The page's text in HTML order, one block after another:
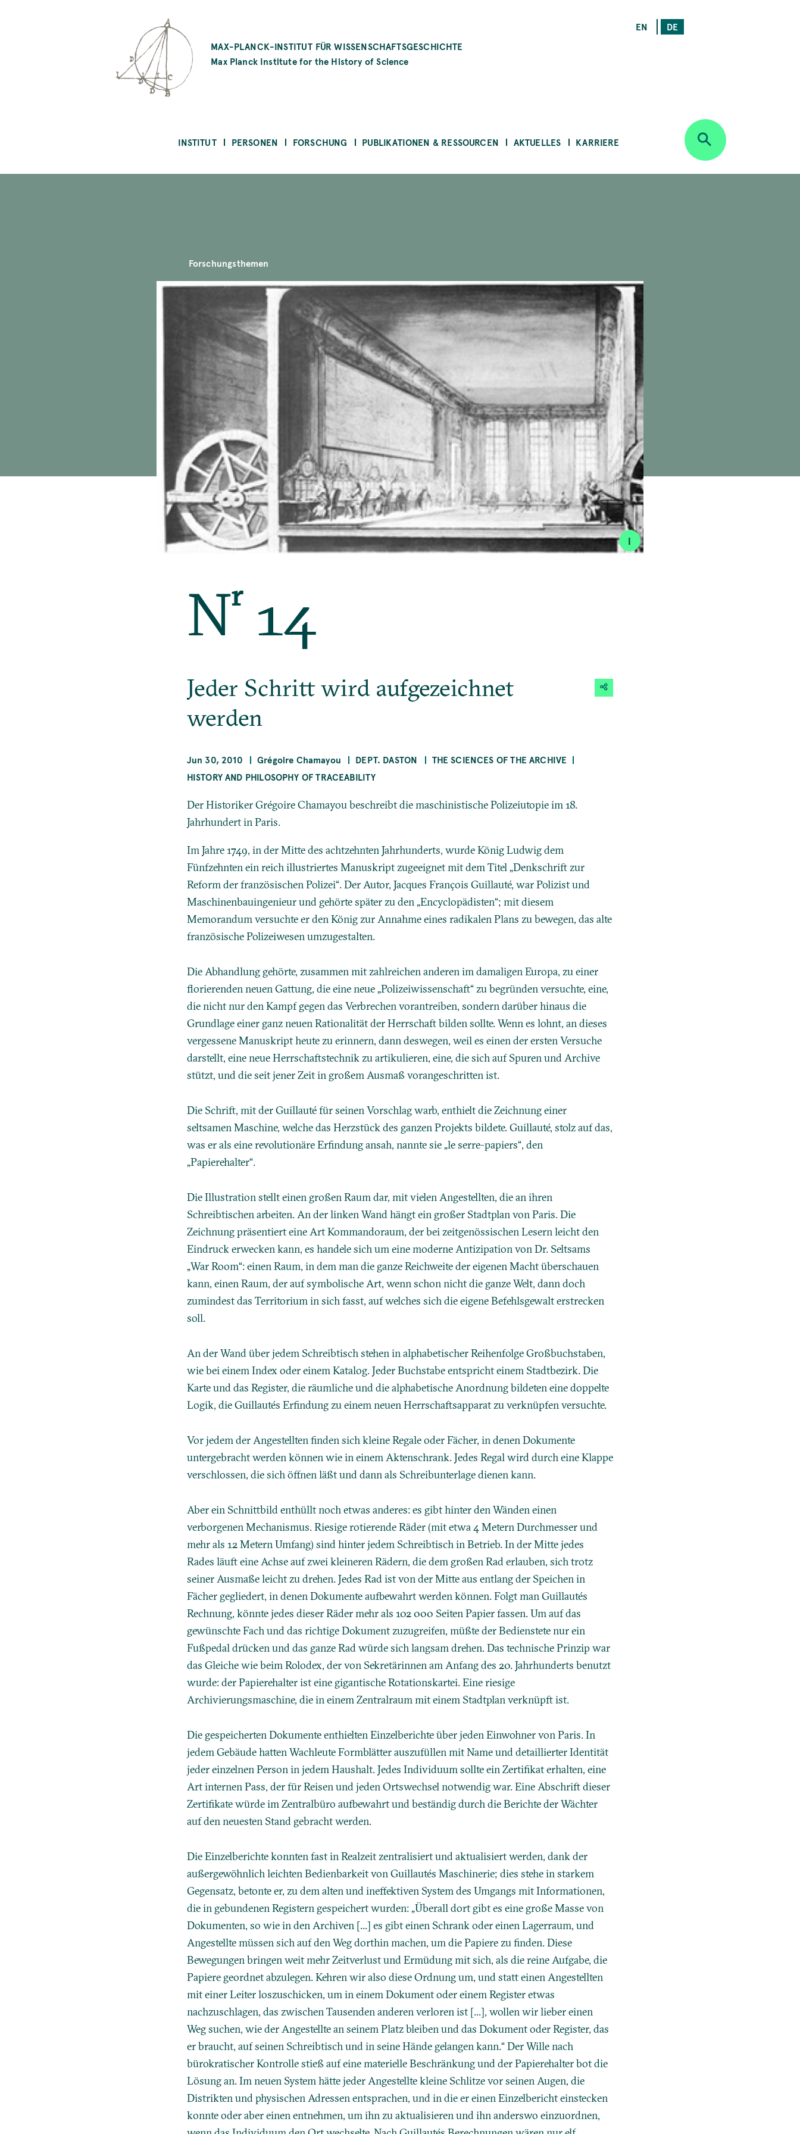
MAX-PLANCK-INSTITUT FÜR WISSENSCHAFTSGESCHICHTE
Max Planck Institute for the History of Science
EN DE
INSTITUT PERSONEN FORSCHUNG PUBLIKATIONEN & RESSOURCEN AKTUELLES KARRIERE
Forschungsthemen
i
Nr14
Jeder Schritt wird aufgezeichnet
werden
Jun 30, 2010 Grégoire Chamayou DEPT. DASTON
THE SCIENCES OF THE ARCHIVE
HISTORY AND PHILOSOPHY OF TRACEABILITY
Der Historiker Grégoire Chamayou beschreibt die maschinistische Polizeiutopie im 18.
Jahrhundert in Paris.
Im Jahre 1749, in der Mitte des achtzehnten Jahrhunderts, wurde König Ludwig dem
Fünfzehnten ein reich illustriertes Manuskript zugeeignet mit dem Titel „Denkschrift zur
Reform der französischen Polizei“. Der Autor, Jacques François Guillauté, war Polizist und
Maschinenbauingenieur und gehörte später zu den „Encyclopädisten“; mit diesem
Memorandum versuchte er den König zur Annahme eines radikalen Plans zu bewegen, das alte
französische Polizeiwesen umzugestalten.
Die Abhandlung gehörte, zusammen mit zahlreichen anderen im damaligen Europa, zu einer
florierenden neuen Gattung, die eine neue „Polizeiwissenschaft“ zu begründen versuchte, eine,
die nicht nur den Kampf gegen das Verbrechen vorantreiben, sondern darüber hinaus die
Grundlage einer ganz neuen Rationalität der Herrschaft bilden sollte. Wenn es lohnt, an dieses
vergessene Manuskript heute zu erinnern, dann deswegen, weil es einen der ersten Versuche
darstellt, eine neue Herrschaftstechnik zu artikulieren, eine, die sich auf Spuren und Archive
stützt, und die seit jener Zeit in großem Ausmaß vorangeschritten ist.
Die Schrift, mit der Guillauté für seinen Vorschlag warb, enthielt die Zeichnung einer
seltsamen Maschine, welche das Herzstück des ganzen Projekts bildete. Guillauté, stolz auf das,
was er als eine revolutionäre Erfindung ansah, nannte sie „le serre-papiers“, den
„Papierehalter“.
Die Illustration stellt einen großen Raum dar, mit vielen Angestellten, die an ihren
Schreibtischen arbeiten. An der linken Wand hängt ein großer Stadtplan von Paris. Die
Zeichnung präsentiert eine Art Kommandoraum, der bei zeitgenössischen Lesern leicht den
Eindruck erwecken kann, es handele sich um eine moderne Antizipation von Dr. Seltsams
„War Room“: einen Raum, in dem man die ganze Reichweite der eigenen Macht überschauen
kann, einen Raum, der auf symbolische Art, wenn schon nicht die ganze Welt, dann doch
zumindest das Territorium in sich fasst, auf welches sich die eigene Befehlsgewalt erstrecken
soll.
An der Wand über jedem Schreibtisch stehen in alphabetischer Reihenfolge Großbuchstaben,
wie bei einem Index oder einem Katalog. Jeder Buchstabe entspricht einem Stadtbezirk. Die
Karte und das Register, die räumliche und die alphabetische Anordnung bildeten eine doppelte
Logik, die Guillautés Erfindung zu einem neuen Herrschaftsapparat zu verknüpfen versuchte.
Vor jedem der Angestellten finden sich kleine Regale oder Fächer, in denen Dokumente
untergebracht werden können wie in einem Aktenschrank. Jedes Regal wird durch eine Klappe
verschlossen, die sich öffnen läßt und dann als Schreibunterlage dienen kann.
Aber ein Schnittbild enthüllt noch etwas anderes: es gibt hinter den Wänden einen
verborgenen Mechanismus. Riesige rotierende Räder (mit etwa 4 Metern Durchmesser und
mehr als 12 Metern Umfang) sind hinter jedem Schreibtisch in Betrieb. In der Mitte jedes
Rades läuft eine Achse auf zwei kleineren Rädern, die dem großen Rad erlauben, sich trotz
seiner Ausmaße leicht zu drehen. Jedes Rad ist von der Mitte aus entlang der Speichen in
Fächer gegliedert, in denen Dokumente aufbewahrt werden können. Folgt man Guillautés
Rechnung, könnte jedes dieser Räder mehr als 102 000 Seiten Papier fassen. Um auf das
gewünschte Fach und das richtige Dokument zuzugreifen, müßte der Bedienstete nur ein
Fußpedal drücken und das ganze Rad würde sich langsam drehen. Das technische Prinzip war
das Gleiche wie beim Rolodex, der von Sekretärinnen am Anfang des 20. Jahrhunderts benutzt
wurde: der Papierehalter ist eine gigantische Rotationskartei. Eine riesige
Archivierungsmaschine, die in einem Zentralraum mit einem Stadtplan verknüpft ist.
Die gespeicherten Dokumente enthielten Einzelberichte über jeden Einwohner von Paris. In
jedem Gebäude hatten Wachleute Formblätter auszufüllen mit Name und detaillierter Identität
jeder einzelnen Person in jedem Haushalt. Jedes Individuum sollte ein Zertifikat erhalten, eine
Art internen Pass, der für Reisen und jeden Ortswechsel notwendig war. Eine Abschrift dieser
Zertifikate würde im Zentralbüro aufbewahrt und beständig durch die Berichte der Wächter
auf den neuesten Stand gebracht werden.
Die Einzelberichte konnten fast in Realzeit zentralisiert und aktualisiert werden, dank der
außergewöhnlich leichten Bedienbarkeit von Guillautés Maschinerie; dies stehe in starkem
Gegensatz, betonte er, zu dem alten und ineffektiven System des Umgangs mit Informationen,
die in gebundenen Registern gespeichert wurden: „Überall dort gibt es eine große Masse von
Dokumenten, so wie in den Archiven [...] es gibt einen Schrank oder einen Lagerraum, und
Angestellte müssen sich auf den Weg dorthin machen, um die Papiere zu finden. Diese
Bewegungen bringen weit mehr Zeitverlust und Ermüdung mit sich, als die reine Aufgabe, die
Papiere geordnet abzulegen. Kehren wir also diese Ordnung um, und statt einen Angestellten
mit einer Leiter loszuschicken, um in einem Dokument oder einem Register etwas
nachzuschlagen, das zwischen Tausenden anderen verloren ist [...], wollen wir lieber einen
Weg suchen, wie der Angestellte an seinem Platz bleiben und das Dokument oder Register, das
er braucht, auf seinen Schreibtisch und in seine Hände gelangen kann.“ Der Wille nach
bürokratischer Kontrolle stieß auf eine materielle Beschränkung und der Papierehalter bot die
Lösung an. Im neuen System hätte jeder Angestellte kleine Schlitze vor seinen Augen, die
Distrikten und physischen Adressen entsprachen, und in die er einen Einzelbericht einstecken
konnte oder aber einen entnehmen, um ihn zu aktualisieren und ihn anderswo einzuordnen,